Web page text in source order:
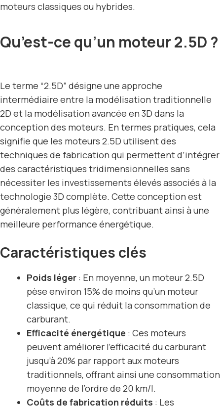
moteurs classiques ou hybrides.
Qu’est-ce qu’un moteur 2.5D ?
Le terme “2.5D” désigne une approche
intermédiaire entre la modélisation traditionnelle
2D et la modélisation avancée en 3D dans la
conception des moteurs. En termes pratiques, cela
signifie que les moteurs 2.5D utilisent des
techniques de fabrication qui permettent d’intégrer
des caractéristiques tridimensionnelles sans
nécessiter les investissements élevés associés à la
technologie 3D complète. Cette conception est
généralement plus légère, contribuant ainsi à une
meilleure performance énergétique.
Caractéristiques clés
Poids léger : En moyenne, un moteur 2.5D
pèse environ 15% de moins qu’un moteur
classique, ce qui réduit la consommation de
carburant.
Efficacité énergétique : Ces moteurs
peuvent améliorer l’efficacité du carburant
jusqu’à 20% par rapport aux moteurs
traditionnels, offrant ainsi une consommation
moyenne de l’ordre de 20 km/l.
Coûts de fabrication réduits : Les